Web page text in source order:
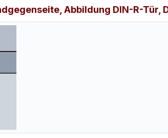
Abbildung DIN-R-Tür,